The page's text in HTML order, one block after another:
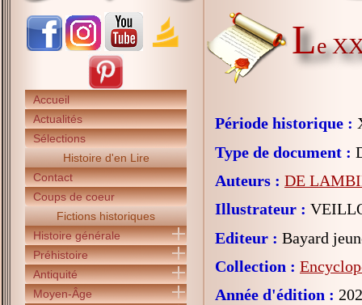
Accueil
Actualités
Sélections
Histoire d'en Lire
Contact
Coups de coeur
Fictions historiques
Histoire générale
Préhistoire
Antiquité
Moyen-Âge
Le
Période historique :
Type de document :
Auteurs : DE
Illustrateur :
Editeur : Bayard
Collection :
Année d'édition :